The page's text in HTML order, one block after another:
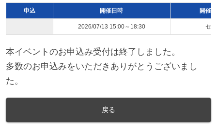
申込 開催日時 開催
2026/07/13 15:00～18:30 セ
本イベントのお申込み受付は終了しました。
多数のお申込みをいただきありがとうございまし
た。
戻る